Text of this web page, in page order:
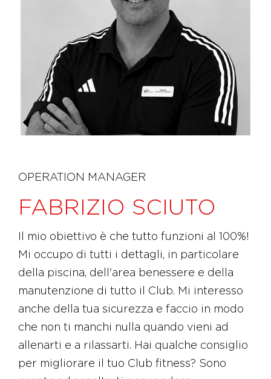
OPERATION MANAGER
FABRIZIO SCIUTO
Il mio obiettivo è che tutto funzioni al 100%!
Mi occupo di tutti i dettagli, in particolare
della piscina, dell'area benessere e della
manutenzione di tutto il Club. Mi interesso
anche della tua sicurezza e faccio in modo
che non ti manchi nulla quando vieni ad
allenarti e a rilassarti. Hai qualche consiglio
per migliorare il tuo Club fitness? Sono